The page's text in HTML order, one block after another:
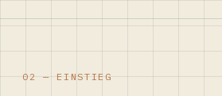
02 — EINSTIEG